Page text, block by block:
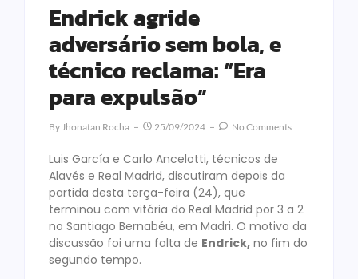
Endrick agride
adversário sem bola, e
técnico reclama: “Era
para expulsão”
ByJhonatan Rocha 25/09/2024 No Comments
Luis García e Carlo Ancelotti, técnicos de
Alavés e Real Madrid, discutiram depois da
partida desta terça-feira (24), que
terminou com vitória do Real Madrid por 3 a 2
no Santiago Bernabéu, em Madri. O motivo da
discussão foi uma falta de Endrick, no fim do
segundo tempo.